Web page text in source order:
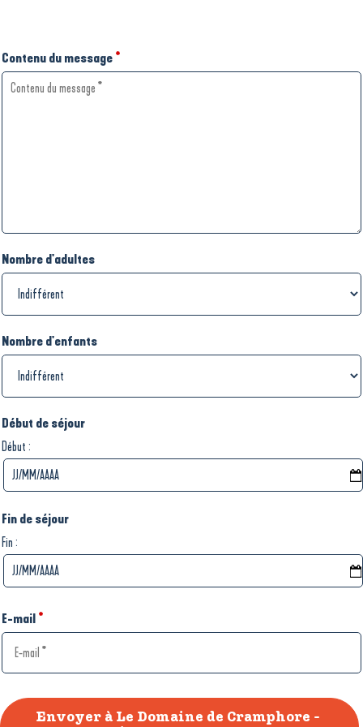
Contenu du message *
Nombre d'adultes
Nombre d'enfants
Début de séjour
Début :
Fin de séjour
Fin :
E-mail *